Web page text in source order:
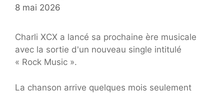
8 mai 2026
Charli XCX a lancé sa prochaine ère musicale
avec la sortie d'un nouveau single intitulé
« Rock Music ».
La chanson arrive quelques mois seulement